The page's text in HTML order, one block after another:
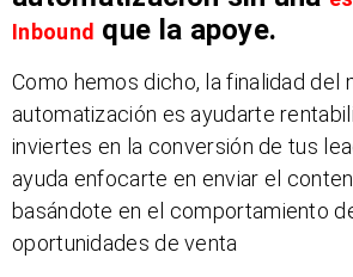
Inbound que la apoye.
Como hemos dicho, la finalidad del
automatización es ayudarte
inviertes en la conversión de tus
ayuda enfocarte en enviar el
basándote en el comportamiento
oportunidades de venta